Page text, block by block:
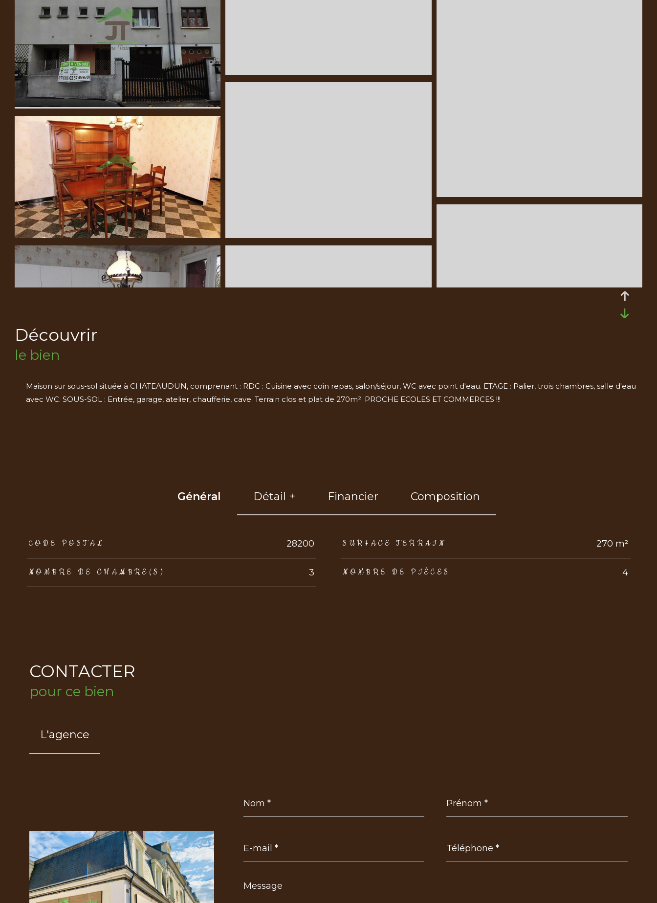
découvrir
le bien
Maison sur sous-sol située à CHATEAUDUN, comprenant : RDC : Cuisine avec coin repas, salon/séjour, WC avec point d'eau. ETAGE : Palier, trois chambres, salle d'eau
avec WC. SOUS-SOL : Entrée, garage, atelier, chaufferie, cave. Terrain clos et plat de 270m². PROCHE ECOLES ET COMMERCES !!!
Général Détail + Financier Composition
TRAD_ZEPHYR_Caracteristique
CODE POSTAL 28200 SURFACE TERRAIN 270 m²
NOMBRE DE CHAMBRE(S) 3 NOMBRE DE PIÈCES 4
CONTACTER
pour ce bien
L'agence
* *
mail
*
*
Message
*